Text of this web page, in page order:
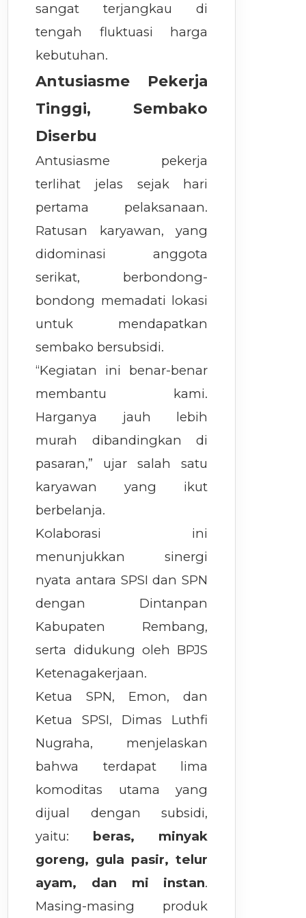
sangat terjangkau di
tengah fluktuasi harga
kebutuhan.
Antusiasme Pekerja
Tinggi, Sembako
Diserbu
Antusiasme pekerja
terlihat jelas sejak hari
pertama pelaksanaan.
Ratusan karyawan, yang
didominasi anggota
serikat, berbondong-
bondong memadati lokasi
untuk mendapatkan
sembako bersubsidi.
“Kegiatan ini benar-benar
membantu kami.
Harganya jauh lebih
murah dibandingkan di
pasaran,” ujar salah satu
karyawan yang ikut
berbelanja.
Kolaborasi ini
menunjukkan sinergi
nyata antara SPSI dan SPN
dengan Dintanpan
Kabupaten Rembang,
serta didukung oleh BPJS
Ketenagakerjaan.
Ketua SPN, Emon, dan
Ketua SPSI, Dimas Luthfi
Nugraha, menjelaskan
bahwa terdapat lima
komoditas utama yang
dijual dengan subsidi,
yaitu: beras, minyak
goreng, gula pasir, telur
ayam, dan mi instan.
Masing-masing produk